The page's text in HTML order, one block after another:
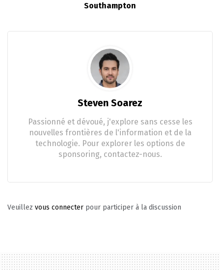
Southampton
Steven Soarez
Passionné et dévoué, j'explore sans cesse les
nouvelles frontières de l'information et de la
technologie. Pour explorer les options de
sponsoring, contactez-nous.
Veuillez vous connecter pour participer à la discussion